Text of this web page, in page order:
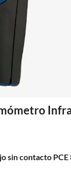
sin contacto PCE